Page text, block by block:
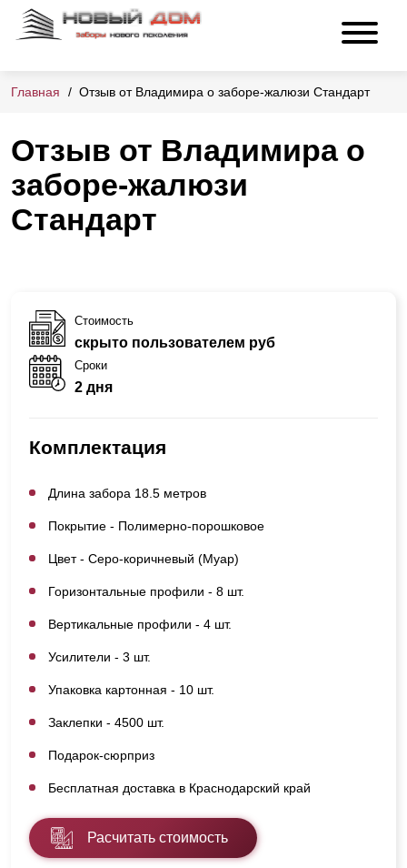
Главная Отзыв от Владимира о заборе-жалюзи Стандарт
Отзыв от Владимира о
заборе-жалюзи
Стандарт
Стоимость
скрыто пользователем руб
Сроки
2 дня
Комплектация
Длина забора 18.5 метров
Покрытие - Полимерно-порошковое
Цвет - Серо-коричневый (Муар)
Горизонтальные профили - 8 шт.
Вертикальные профили - 4 шт.
Усилители - 3 шт.
Упаковка картонная - 10 шт.
Заклепки - 4500 шт.
Подарок-сюрприз
Бесплатная доставка в Краснодарский край
Расчитать стоимость